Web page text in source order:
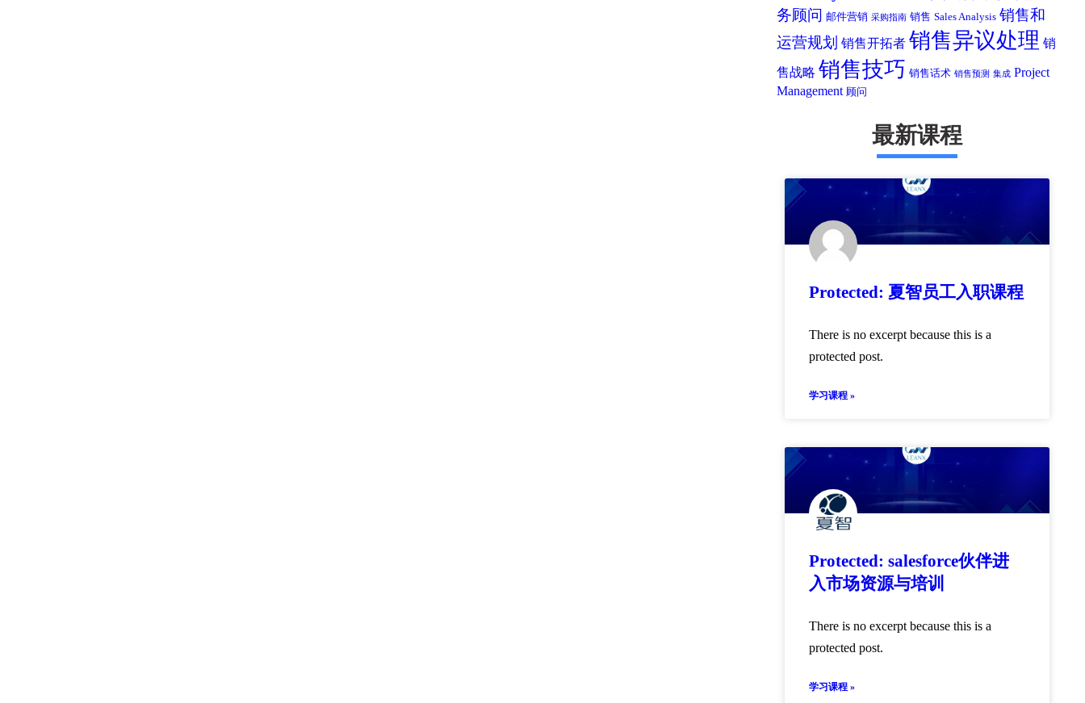
务顾问 邮件营销 采购指南 销售 Sales Analysis 销售和
运营规划 销售开拓者 销售异议处理 销
售战略 销售技巧 销售话术 销售预测 集成 Project
Management 顾问
最新课程
Protected: 夏智员工入职课程
There is no excerpt because this is a
protected post.
学习课程 »
Protected: salesforce伙伴进
入市场资源与培训
There is no excerpt because this is a
protected post.
学习课程 »